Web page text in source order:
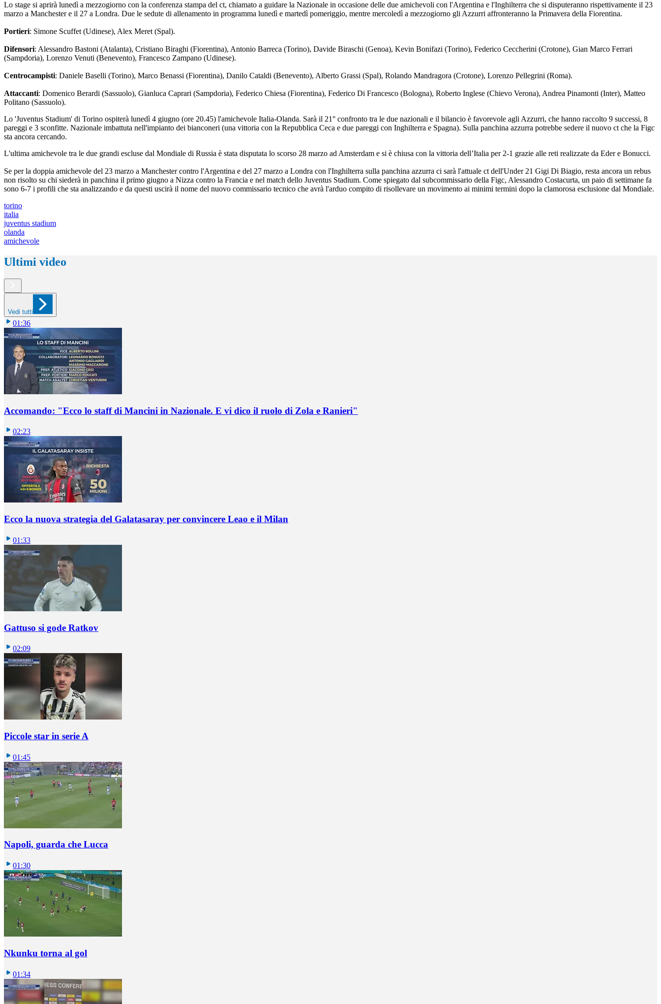
Lo stage si aprirà lunedì a mezzogiorno con la conferenza stampa del ct, chiamato a guidare la Nazionale in occasione delle due amichevoli con l'Argentina e l'Inghilterra che si disputeranno rispettivamente il 23
marzo a Manchester e il 27 a Londra. Due le sedute di allenamento in programma lunedì e martedì pomeriggio, mentre mercoledì a mezzogiorno gli Azzurri affronteranno la Primavera della Fiorentina.
Portieri: Simone Scuffet (Udinese), Alex Meret (Spal).
Difensori: Alessandro Bastoni (Atalanta), Cristiano Biraghi (Fiorentina), Antonio Barreca (Torino), Davide Biraschi (Genoa), Kevin Bonifazi (Torino), Federico Ceccherini (Crotone), Gian Marco Ferrari
(Sampdoria), Lorenzo Venuti (Benevento), Francesco Zampano (Udinese).
Centrocampisti: Daniele Baselli (Torino), Marco Benassi (Fiorentina), Danilo Cataldi (Benevento), Alberto Grassi (Spal), Rolando Mandragora (Crotone), Lorenzo Pellegrini (Roma).
Attaccanti: Domenico Berardi (Sassuolo), Gianluca Caprari (Sampdoria), Federico Chiesa (Fiorentina), Federico Di Francesco (Bologna), Roberto Inglese (Chievo Verona), Andrea Pinamonti (Inter), Matteo
Politano (Sassuolo).
Lo 'Juventus Stadium' di Torino ospiterà lunedì 4 giugno (ore 20.45) l'amichevole Italia-Olanda. Sarà il 21° confronto tra le due nazionali e il bilancio è favorevole agli Azzurri, che hanno raccolto 9 successi, 8
pareggi e 3 sconfitte. Nazionale imbattuta nell'impianto dei bianconeri (una vittoria con la Repubblica Ceca e due pareggi con Inghilterra e Spagna). Sulla panchina azzurra potrebbe sedere il nuovo ct che la Figc
sta ancora cercando.
L'ultima amichevole tra le due grandi escluse dal Mondiale di Russia è stata disputata lo scorso 28 marzo ad Amsterdam e si è chiusa con la vittoria dell’Italia per 2-1 grazie alle reti realizzate da Eder e Bonucci.
Se per la doppia amichevole del 23 marzo a Manchester contro l'Argentina e del 27 marzo a Londra con l'Inghilterra sulla panchina azzurra ci sarà l'attuale ct dell'Under 21 Gigi Di Biagio, resta ancora un rebus
non risolto su chi siederà in panchina il primo giugno a Nizza contro la Francia e nel match dello Juventus Stadium. Come spiegato dal subcommissario della Figc, Alessandro Costacurta, un paio di settimane fa
sono 6-7 i profili che sta analizzando e da questi uscirà il nome del nuovo commissario tecnico che avrà l'arduo compito di risollevare un movimento ai minimi termini dopo la clamorosa esclusione dal Mondiale.
torino
italia
juventus stadium
olanda
amichevole
Ultimi video
Vedi tutti
01:36
Accomando: "Ecco lo staff di Mancini in Nazionale. E vi dico il ruolo di Zola e Ranieri"
02:23
Ecco la nuova strategia del Galatasaray per convincere Leao e il Milan
01:33
Gattuso si gode Ratkov
02:09
Piccole star in serie A
01:45
Napoli, guarda che Lucca
01:30
Nkunku torna al gol
01:34